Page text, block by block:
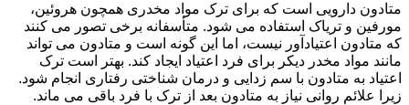
متادون دارویی است که برای ترک مواد مخدری همچون هروئین،
مورفین و تریاک استفاده می شود. متأسفانه برخی تصور می کنند
که متادون اعتیادآور نیست، اما این گونه است و متادون می تواند
مانند مواد مخدر دیکر برای فرد اعتیاد ایجاد کند. بهتر است ترک
اعتیاد به متادون با سم زدایی و درمان شناختی رفتاری انجام شود.
زیرا علائم روانی نیاز به متادون بعد از ترک با فرد باقی می ماند.